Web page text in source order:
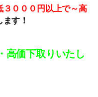
３０００円以上で～高
す！
高価下取りいたし